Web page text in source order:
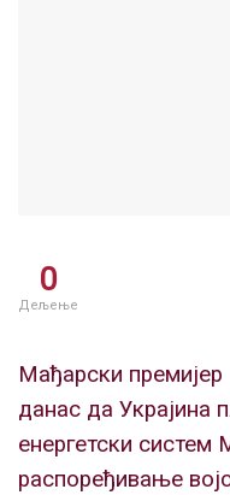
0
Дељење
Мађарски премијер
данас да Украјина
енергетски систем
распоређивање